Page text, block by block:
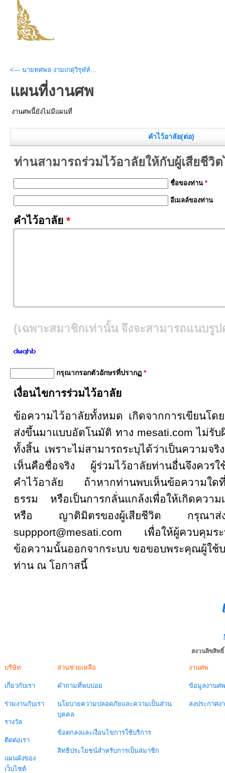
<--- นายทศพล งามเกตุวิรุฬห์...
แผนที่งานศพ
งานศพนี้ยังไม่มีแผนที่
คำไว้อาลัย(ต่อ)
ท่านสามารถร่วมไว้อาลัยให้กับผู้เสียชีวิ
ชื่อของท่าน*
อีเมลล์ของท่าน
คำไว้อาลัย *
(เฉพาะสมาชิกเท่านั้น จึงจะสามารถแนบรู
กรุณากรอกตัวอักษรที่ปรากฏ *
เงื่อนไขการร่วมไว้อาลัย
ข้อความไว้อาลัยทั้งหมด เกิดจากการเขียนโด
ส่งขึ้นมาแบบอัตโนมัติ ทาง mesati.com ไม่รั
ทั้งสิ้น เพราะไม่สามารถระบุได้ว่าเป็นความจ
เห็นคือชื่อจริง ผู้ร่วมไว้อาลัยท่านอื่นจึงควรใ
คำไว้อาลัย ถ้าหากท่านพบเห็นข้อความใด
ธรรม หรือเป็นการกลั่นแกล้งเพื่อให้เกิดควา
หรือ ญาติมิตรของผู้เสียชีวิต กรุ
suppport@mesati.com เพื่อให้ผู้ควบคุมระ
ข้อความนั้นออกจากระบบ ขอขอบพระคุณผู้ใช้
ท่าน ณ โอกาสนี้
สงวนลิขสิท
บริษัท
เกี่ยวกับเรา
ร่วมงานกับเรา
รางวัล
ติดต่อเรา
แผนผังของ
เว็บไซต์
ส่วนช่วยเหลือ
คำถามที่พบบ่อย
นโยบายความปลอดภัยและความเป็นส่วน
บุคคล
ข้อตกลงและเงื่อนไขการใช้บริการ
สิทธิประโยชน์สำหรับการเป็นสมาชิก
งานศพ
ข้อมูลงานศพ
ลงประกาศง